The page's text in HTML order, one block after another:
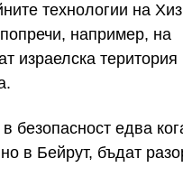
технологии на
например, на
израелска
безопасност едва
в Бейрут, бъдат